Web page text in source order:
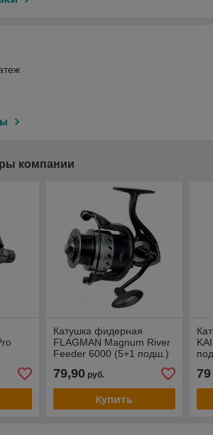
компании
Катушка фидерная
FLAGMAN Magnum River
Feeder 6000 (5+1 подш.)
79,90руб.
Купить
79